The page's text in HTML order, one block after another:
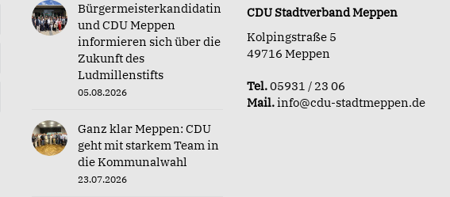
Bürgermeisterkandidatin
und CDU Meppen
informieren sich über die
Zukunft des
Ludmillenstifts
05.08.2026
Ganz klar Meppen: CDU
geht mit starkem Team in
die Kommunalwahl
23.07.2026
CDU Stadtverband Meppen
Kolpingstraße 5
49716 Meppen
Tel.05931 / 23 06
Mail.info@cdu-stadtmeppen.de